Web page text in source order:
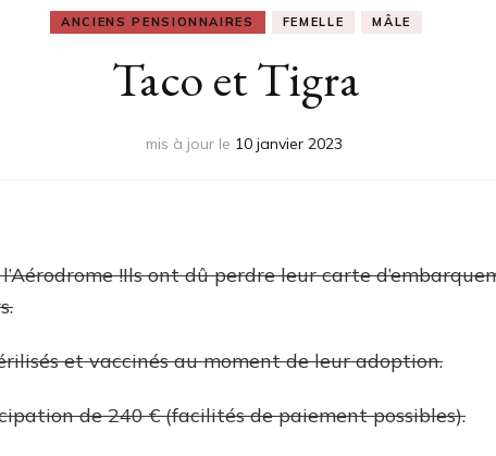
ANCIENS PENSIONNAIRES FEMELLE MÂLE
Taco et Tigra
mis à jour le 10 janvier 2023
!Ils ont dû perdre leur carte
et vaccinés au moment de leur adoption.
de 240 € (facilités de paiement possibles).